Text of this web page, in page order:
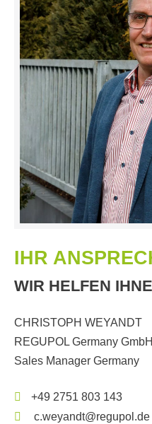
IHR
WIR HELFEN
CHRISTOPH WEYANDT
REGUPOL Germany
Sales Manager Germany
+49 2751 803 143
c.weyandt@regupol.de